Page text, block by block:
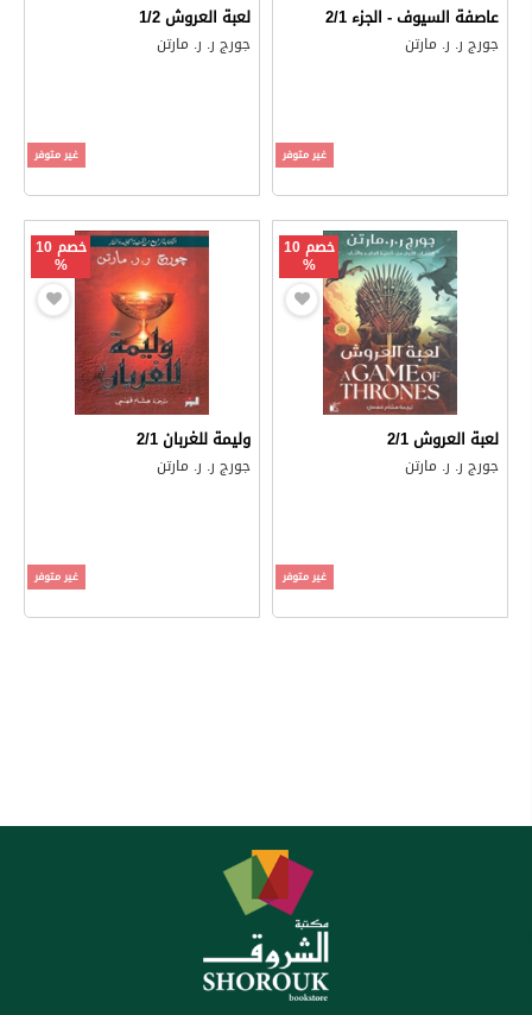
عاصفة السيوف - الجزء 2/1
جورج ر. ر. مارتن
غير متوفر
لعبة العروش 1/2
جورج ر. ر. مارتن
غير متوفر
خصم 10
%
لعبة العروش 2/1
جورج ر. ر. مارتن
غير متوفر
خصم 10
%
وليمة للغربان 2/1
جورج ر. ر. مارتن
غير متوفر